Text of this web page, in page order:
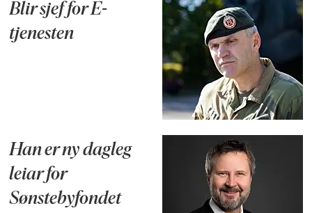
Blir sjef for E-
tjenesten
Han er ny dagleg
leiar for
Sønstebyfondet